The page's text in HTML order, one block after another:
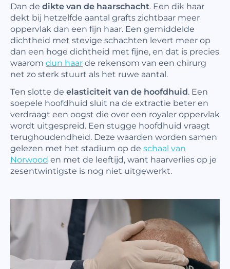
Dan de dikte van de haarschacht. Een dik haar
dekt bij hetzelfde aantal grafts zichtbaar meer
oppervlak dan een fijn haar. Een gemiddelde
dichtheid met stevige schachten levert meer op
dan een hoge dichtheid met fijne, en dat is precies
waarom dun haarde rekensom van een chirurg
net zo sterk stuurt als het ruwe aantal.
Ten slotte de elasticiteit van de hoofdhuid. Een
soepele hoofdhuid sluit na de extractie beter en
verdraagt een oogst die over een royaler oppervlak
wordt uitgespreid. Een stugge hoofdhuid vraagt
terughoudendheid. Deze waarden worden samen
gelezen met het stadium op de schaal van
Norwood en met de leeftijd, want haarverlies op je
zesentwintigste is nog niet uitgewerkt.